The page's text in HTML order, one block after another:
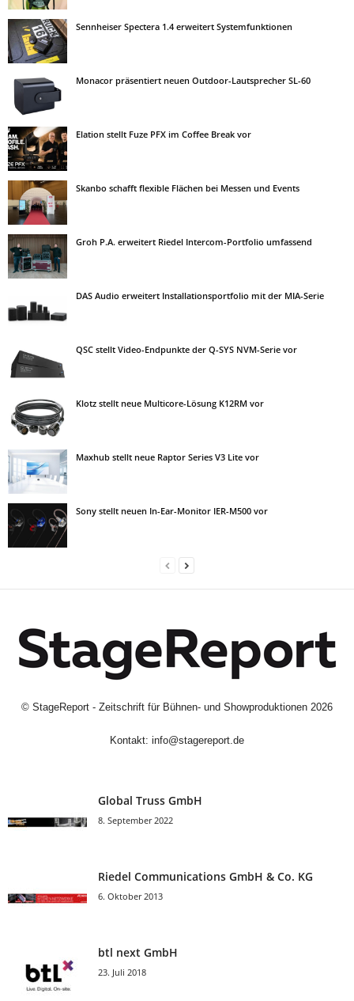
Sennheiser Spectera 1.4 erweitert Systemfunktionen
Monacor präsentiert neuen Outdoor-Lautsprecher SL-60
Elation stellt Fuze PFX im Coffee Break vor
Skanbo schafft flexible Flächen bei Messen und Events
Groh P.A. erweitert Riedel Intercom-Portfolio umfassend
DAS Audio erweitert Installationsportfolio mit der MIA-Serie
QSC stellt Video-Endpunkte der Q-SYS NVM-Serie vor
Klotz stellt neue Multicore-Lösung K12RM vor
Maxhub stellt neue Raptor Series V3 Lite vor
Sony stellt neuen In-Ear-Monitor IER-M500 vor
© StageReport - Zeitschrift für Bühnen- und Showproduktionen 2026
Kontakt: info@stagereport.de
Global Truss GmbH
8. September 2022
Riedel Communica­tions GmbH & Co. KG
6. Oktober 2013
btl next GmbH
23. Juli 2018